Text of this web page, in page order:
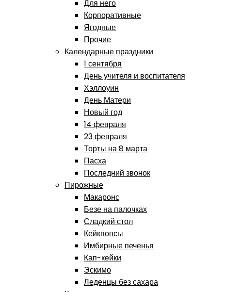
Для него
Корпоративные
Ягодные
Прочие
Календарные праздники
1 сентября
День учителя и воспитателя
Хэллоуин
День Матери
Новый год
14 февраля
23 февраля
Торты на 8 марта
Пасха
Последний звонок
Пирожные
Макаронс
Безе на палочках
Сладкий стол
Кейкпопсы
Имбирные печенья
Кап-кейки
Эскимо
Леденцы без сахара